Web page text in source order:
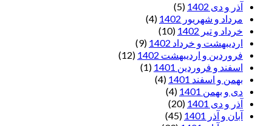
آذر و دی 1402
(5)
مرداد و شهریور 1402
(4)
خرداد و تیر 1402
(10)
اردیبهشت و خرداد 1402
(9)
فروردین و اردیبهشت 1402
(12)
اسفند و فروردین 1401
(1)
بهمن و اسفند 1401
(4)
دی و بهمن 1401
(4)
آذر و دی 1401
(20)
آبان و آذر 1401
(45)